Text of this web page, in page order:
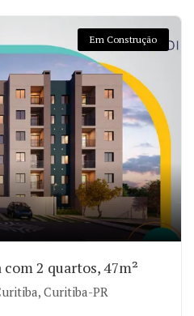
Em Construção
2 quartos, 47m²
Curitiba-PR